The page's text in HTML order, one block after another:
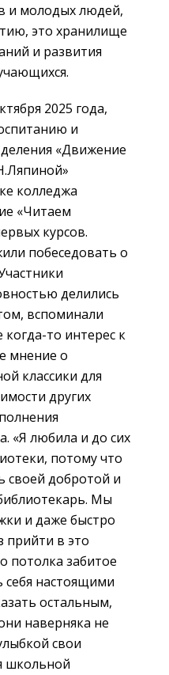
и молодых людей,
это хранилище
и развития
2025 года,
и
«Движение
колледжа
«Читаем
курсов.
побеседовать о
делились
вспоминали
то интерес к
мнение о
классики для
других
«Я любила и до сих
потому что
своей добротой и
Мы
и даже быстро
прийти в это
потолка забитое
себя настоящими
остальным,
наверняка не
свои
школьной